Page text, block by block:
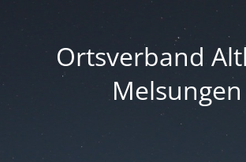
Ortsverband
Melsungen